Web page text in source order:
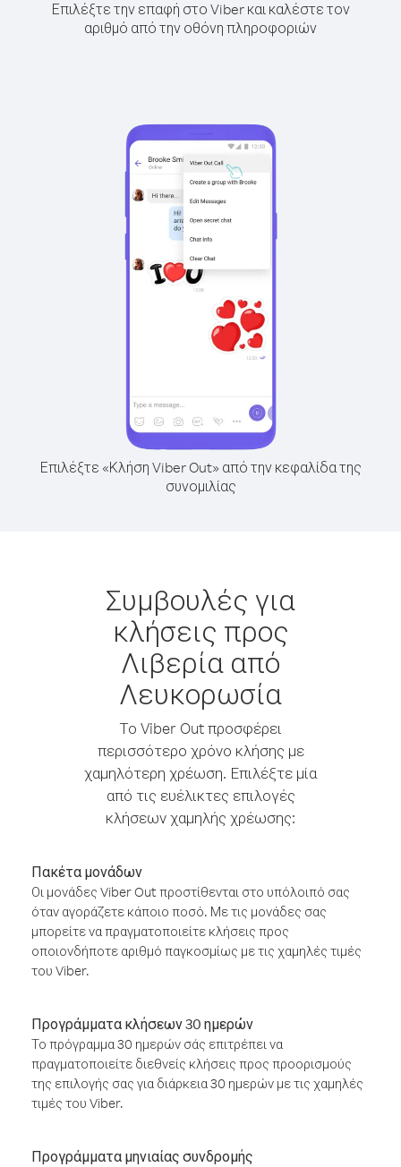
Επιλέξτε την επαφή στο Viber και καλέστε τον
αριθμό από την οθόνη πληροφοριών
Επιλέξτε «Κλήση Viber Out» από την κεφαλίδα της
συνομιλίας
Συμβουλές για
κλήσεις προς
Λιβερία από
Λευκορωσία
Το Viber Out προσφέρει
περισσότερο χρόνο κλήσης με
χαμηλότερη χρέωση. Επιλέξτε μία
από τις ευέλικτες επιλογές
κλήσεων χαμηλής χρέωσης:
Πακέτα μονάδων
Οι μονάδες Viber Out προστίθενται στο υπόλοιπό σας
όταν αγοράζετε κάποιο ποσό. Με τις μονάδες σας
μπορείτε να πραγματοποιείτε κλήσεις προς
οποιονδήποτε αριθμό παγκοσμίως με τις χαμηλές τιμές
του Viber.
Προγράμματα κλήσεων 30 ημερών
Το πρόγραμμα 30 ημερών σάς επιτρέπει να
πραγματοποιείτε διεθνείς κλήσεις προς προορισμούς
της επιλογής σας για διάρκεια 30 ημερών με τις χαμηλές
τιμές του Viber.
Προγράμματα μηνιαίας συνδρομής